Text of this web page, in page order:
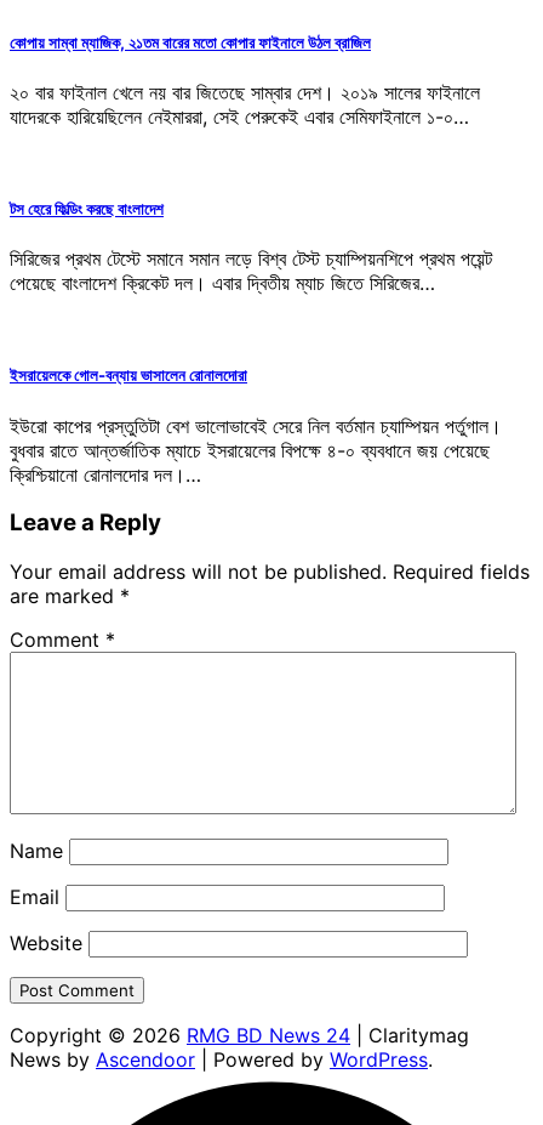
কোপায় সাম্বা ম্যাজিক, ২১তম বারের মতো কোপার ফাইনালে উঠল ব্রাজিল
২০ বার ফাইনাল খেলে নয় বার জিতেছে সাম্বার দেশ। ২০১৯ সালের ফাইনালে
যাদেরকে হারিয়েছিলেন নেইমাররা, সেই পেরুকেই এবার সেমিফাইনালে ১-০…
টস হেরে ফিল্ডিং করছে বাংলাদেশ
সিরিজের প্রথম টেস্টে সমানে সমান লড়ে বিশ্ব টেস্ট চ্যাম্পিয়নশিপে প্রথম পয়েন্ট
পেয়েছে বাংলাদেশ ক্রিকেট দল। এবার দ্বিতীয় ম্যাচ জিতে সিরিজের…
ইসরায়েলকে গোল-বন্যায় ভাসালেন রোনালদোরা
ইউরো কাপের প্রস্তুতিটা বেশ ভালোভাবেই সেরে নিল বর্তমান চ্যাম্পিয়ন পর্তুগাল।
বুধবার রাতে আন্তর্জাতিক ম্যাচে ইসরায়েলের বিপক্ষে ৪-০ ব্যবধানে জয় পেয়েছে
ক্রিশ্চিয়ানো রোনালদোর দল।…
Leave a Reply
Your email address will not be published. Required fields
are marked *
Comment *
Name
Email
Website
Copyright © 2026 RMG BD News 24 | Claritymag
News by Ascendoor | Powered by WordPress.